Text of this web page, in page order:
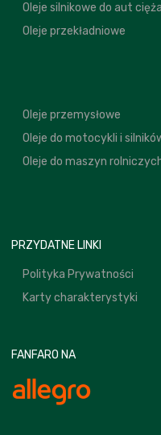
Oleje silnikowe do aut
Oleje przekładniowe
Oleje przemysłowe
Oleje do motocykli i
Oleje do maszyn
PRZYDATNE LINKI
Polityka Prywatności
Karty charakterystyki
FANFARO NA